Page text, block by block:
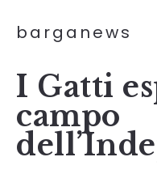
barganews
I Gatti
campo